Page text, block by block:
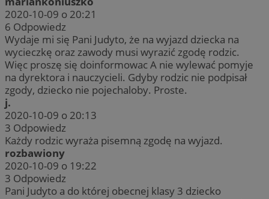
2020-10-09 o 20:21
6 Odpowiedz
Wydaje mi się Pani Judyto, że na wyjazd dziecka na
wycieczkę oraz zawody musi wyrazić zgodę rodzic.
Więc proszę się doinformowac A nie wylewać pomyje
na dyrektora i nauczycieli. Gdyby rodzic nie podpisał
zgody, dziecko nie pojechaloby. Proste.
j.
2020-10-09 o 20:13
3 Odpowiedz
Każdy rodzic wyraża pisemną zgodę na wyjazd.
rozbawiony
2020-10-09 o 19:22
3 Odpowiedz
Pani Judyto a do której obecnej klasy 3 dziecko